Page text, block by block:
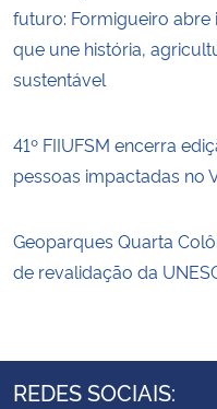
futuro: Formigueiro abre
que une história,
sustentável
41º FIIUFSM encerra
pessoas impactadas no
Geoparques Quarta
de revalidação da
REDES SOCIAIS: